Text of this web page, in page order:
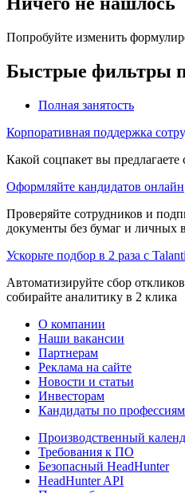
Попробуйте изменить
Быстрые фильтры
Полная занятость
Корпоративная поддержка
Какой соцпакет вы
Оформляйте кандидатов онлайн
Проверяйте сотрудников и
документы без бумаг и личных
Ускорьте подбор в 2 раза с
Автоматизируйте сбор
собирайте аналитику в 2 клика
О компании
Наши вакансии
Партнерам
Реклама на сайте
Новости и статьи
Инвесторам
Кандидаты по профессиям
Производственный
Требования к ПО
Безопасный HeadHunter
HeadHunter API